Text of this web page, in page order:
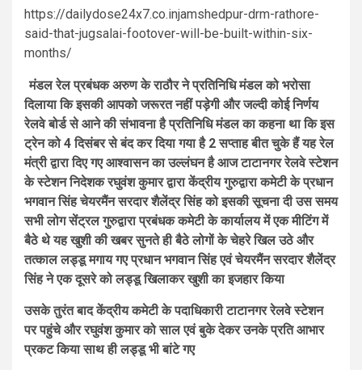
https://dailydose24x7.co.injamshedpur-drm-rathore-
said-that-jugsalai-footover-will-be-built-within-six-
months/
मंडल रेल प्रबंधक अरुण के राठौर ने प्रतिनिधि मंडल को भरोसा
दिलाया कि इसकी आपको जरूरत नहीं पड़ेगी और जल्दी कोई निर्णय
रेलवे बोर्ड से आने की संभावना है प्रतिनिधि मंडल का कहना था कि इस
ट्रेन को 4 दिसंबर से बंद कर दिया गया है 2 सप्ताह बीत चुके हैं यह रेल
मंत्री द्वारा दिए गए आश्वासन का उल्लंघन है आज टाटानगर रेलवे स्टेशन
के स्टेशन निदेशक रघुवंश कुमार द्वारा केंद्रीय गुरुद्वारा कमेटी के प्रधान
भगवान सिंह चेयरमैंन सरदार शैलेंद्र सिंह को इसकी सूचना दी उस समय
सभी लोग सेंट्रल गुरुद्वारा प्रबंधक कमेटी के कार्यालय में एक मीटिंग में
बैठे थे यह खुशी की खबर सुनते ही बैठे लोगों के चेहरे खिल उठे और
तत्काल लड्डू मगाय गए प्रधान भगवान सिंह एवं चेयरमैंन सरदार शैलेंद्र
सिंह ने एक दूसरे को लड्डू खिलाकर खुशी का इजहार किया
उसके तुरंत बाद केंद्रीय कमेटी के पदाधिकारी टाटानगर रेलवे स्टेशन
पर पहुंचे और रघुवंश कुमार को साल एवं बुके देकर उनके प्रति आभार
प्रकट किया साथ ही लड्डू भी बांटे गए